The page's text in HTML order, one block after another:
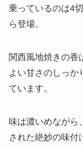
乗っているのは4
ら登場。
関西風地焼きの香
よい甘さのしっか
ています。
味は濃いめながら
された絶妙の味付